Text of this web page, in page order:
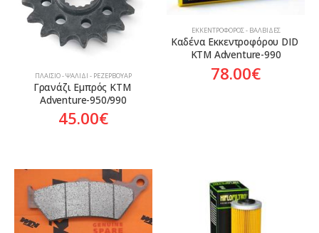
ΠΛΑΊΣΙΟ - ΨΑΛΊΔΙ - ΡΕΖΕΡΒΟΥΆΡ
Γρανάζι Εμπρός KTM
Adventure-950/990
45.00€
ΕΚΚΕΝΤΡΟΦΌΡΟΣ - ΒΑΛΒΊΔΕΣ
Καδένα Εκκεντροφόρου DID
KTM Adventure-990
78.00€